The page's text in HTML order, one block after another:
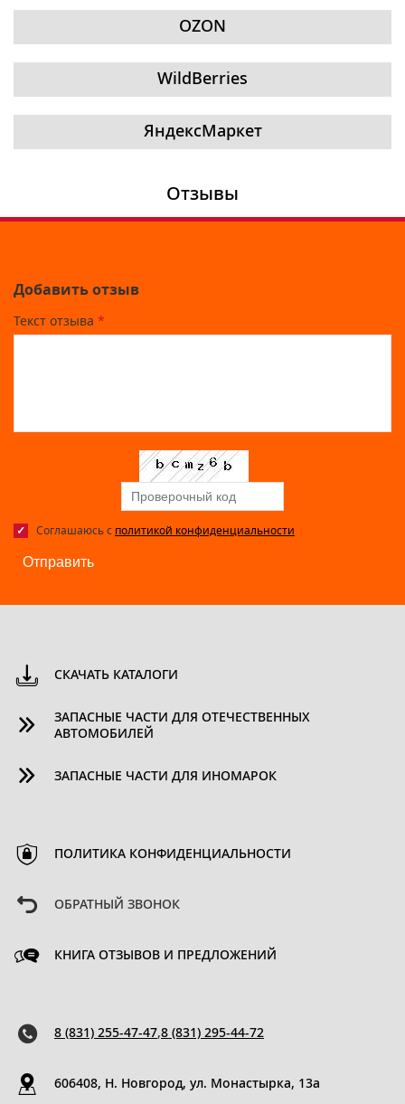
OZON
WildBerries
ЯндексМаркет
Отзывы
Добавить отзыв
Текст отзыва *
Соглашаюсь с политикой конфиденциальности
Отправить
СКАЧАТЬ КАТАЛОГИ
ЗАПАСНЫЕ ЧАСТИ ДЛЯ ОТЕЧЕСТВЕННЫХ
АВТОМОБИЛЕЙ
ЗАПАСНЫЕ ЧАСТИ ДЛЯ ИНОМАРОК
ПОЛИТИКА КОНФИДЕНЦИАЛЬНОСТИ
ОБРАТНЫЙ ЗВОНОК
КНИГА ОТЗЫВОВ И ПРЕДЛОЖЕНИЙ
8 (831) 255-47-47,8 (831) 295-44-72
606408, Н. Новгород, ул. Монастырка, 13a